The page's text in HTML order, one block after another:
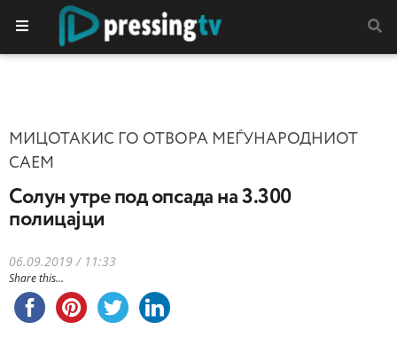
МИЦОТАКИС ГО ОТВОРА МЕЃУНАРОДНИОТ
САЕМ
Солун утре под опсада на 3.300
полицајци
06.09.2019 / 11:33
Share this...